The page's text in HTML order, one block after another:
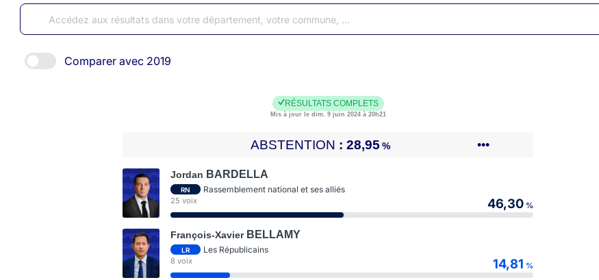
Comparer avec 2019
RÉSULTATS COMPLETS
Mis à jour le dim. 9 juin 2024 à 20h21
ABSTENTION 28,95 % •••
Jordan BARDELLA
RN Rassemblement national et ses alliés
25 voix 46,30 %
François-Xavier BELLAMY
LR Les Républicains
8 voix 14,81 %